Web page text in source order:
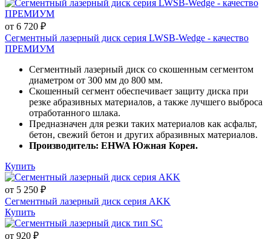
от 6 720 ₽
Сегментный лазерный диск серия LWSB-Wedge - качество
ПРЕМИУМ
Сегментный лазерный диск со скошенным сегментом
диаметром от 300 мм до 800 мм.
Скошенный сегмент обеспечивает защиту диска при
резке абразивных материалов, а также лучшего выброса
отработанного шлака.
Предназначен для резки таких материалов как асфальт,
бетон, свежий бетон и других абразивных материалов.
Производитель: EHWA Южная Корея.
Купить
от 5 250 ₽
Сегментный лазерный диск серия AKK
Купить
от 920 ₽